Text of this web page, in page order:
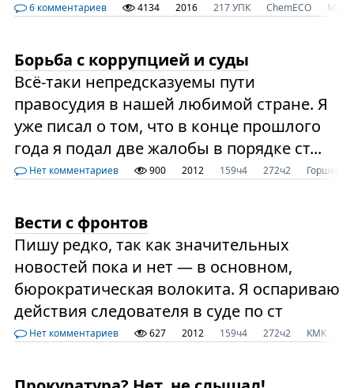
6 комментариев 4134 2016 217 УПК ChemECO
Борьба с коррупцией и суды
Всё-таки непредсказуемы пути
правосудия в нашей любимой стране. Я
уже писал о том, что в конце прошлого
года я подал две жалобы в порядке ст...
Нет комментариев 900 2012 159ч4 272ч2 Горшков
Вести с фронтов
Пишу редко, так как значительных
новостей пока и нет — в основном,
бюрократическая волокита. Я оспариваю
действия следователя в суде по ст
Нет комментариев 627 2012 159ч4 272ч2 KMK